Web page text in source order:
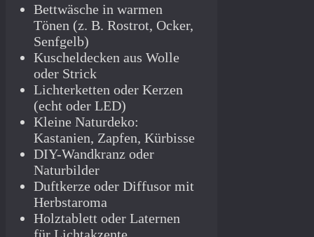
Bettwäsche in warmen
Tönen (z. B. Rostrot, Ocker,
Senfgelb)
Kuscheldecken aus Wolle
oder Strick
Lichterketten oder Kerzen
(echt oder LED)
Kleine Naturdeko:
Kastanien, Zapfen, Kürbisse
DIY-Wandkranz oder
Naturbilder
Duftkerze oder Diffusor mit
Herbstaroma
Holztablett oder Laternen